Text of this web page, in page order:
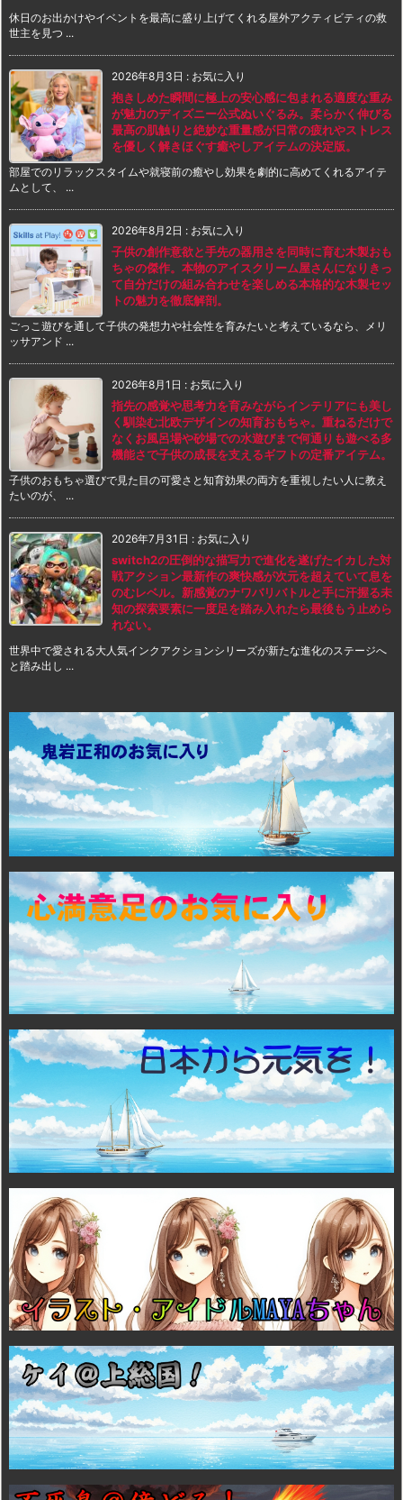
休日のお出かけやイベントを最高に盛り上げてくれる屋外アクティビティの救
世主を見つ ...
2026年8月3日 : お気に入り
抱きしめた瞬間に極上の安心感に包まれる適度な重み
が魅力のディズニー公式ぬいぐるみ。柔らかく伸びる
最高の肌触りと絶妙な重量感が日常の疲れやストレス
を優しく解きほぐす癒やしアイテムの決定版。
部屋でのリラックスタイムや就寝前の癒やし効果を劇的に高めてくれるアイテ
ムとして、 ...
2026年8月2日 : お気に入り
子供の創作意欲と手先の器用さを同時に育む木製おも
ちゃの傑作。本物のアイスクリーム屋さんになりきっ
て自分だけの組み合わせを楽しめる本格的な木製セッ
トの魅力を徹底解剖。
ごっこ遊びを通して子供の発想力や社会性を育みたいと考えているなら、メリ
ッサアンド ...
2026年8月1日 : お気に入り
指先の感覚や思考力を育みながらインテリアにも美し
く馴染む北欧デザインの知育おもちゃ。重ねるだけで
なくお風呂場や砂場での水遊びまで何通りも遊べる多
機能さで子供の成長を支えるギフトの定番アイテム。
子供のおもちゃ選びで見た目の可愛さと知育効果の両方を重視したい人に教え
たいのが、 ...
2026年7月31日 : お気に入り
switch2の圧倒的な描写力で進化を遂げたイカした対
戦アクション最新作の爽快感が次元を超えていて息を
のむレベル。新感覚のナワバリバトルと手に汗握る未
知の探索要素に一度足を踏み入れたら最後もう止めら
れない。
世界中で愛される大人気インクアクションシリーズが新たな進化のステージへ
と踏み出し ...